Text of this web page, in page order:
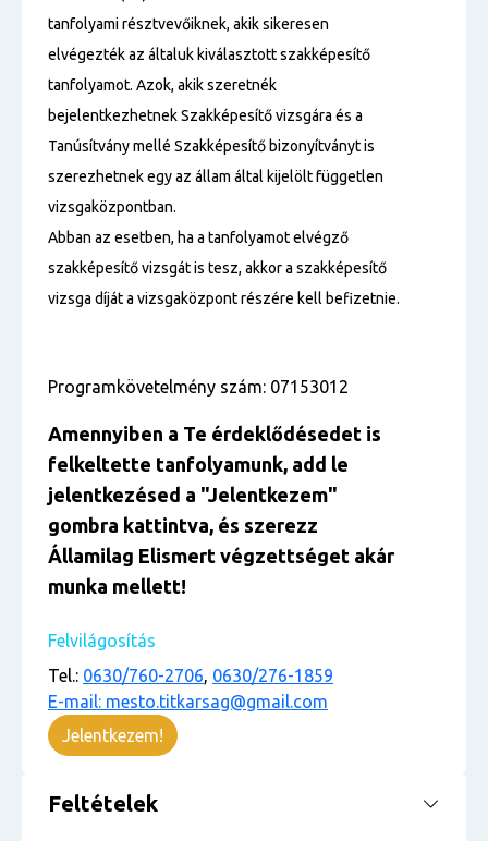
tanfolyami résztvevőiknek, akik sikeresen
elvégezték az általuk kiválasztott szakképesítő
tanfolyamot. Azok, akik szeretnék
bejelentkezhetnek Szakképesítő vizsgára és a
Tanúsítvány mellé Szakképesítő bizonyítványt is
szerezhetnek egy az állam által kijelölt független
vizsgaközpontban.
Abban az esetben, ha a tanfolyamot elvégző
szakképesítő vizsgát is tesz, akkor a szakképesítő
vizsga díját a vizsgaközpont részére kell befizetnie.
Programkövetelmény szám: 07153012
Amennyiben a Te érdeklődésedet is
felkeltette tanfolyamunk, add le
jelentkezésed a "Jelentkezem"
gombra kattintva, és szerezz
Államilag Elismert végzettséget akár
munka mellett!
Felvilágosítás
Tel.: 0630/760-2706, 0630/276-1859
E-mail: mesto.titkarsag@gmail.com
Jelentkezem!
Feltételek